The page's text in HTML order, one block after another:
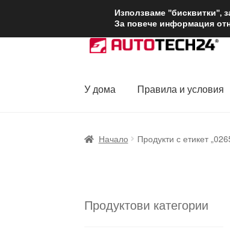
Skip
to
Skip
to
У дома
Правила и условия
Начало Продукти с етикет
Продуктови категории
Използваме "бисквитки",
За повече информация